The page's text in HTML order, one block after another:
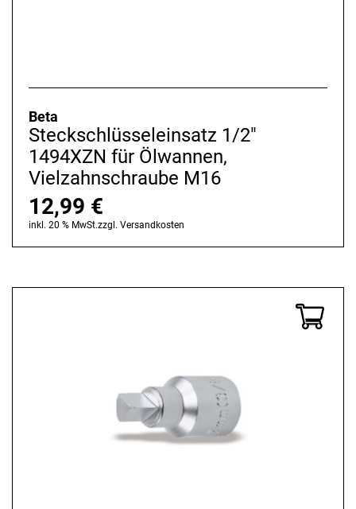
Beta
Steckschlüsseleinsatz 1/2"
1494XZN für Ölwannen,
Vielzahnschraube M16
12,99 €
inkl. 20 % MwSt.zzgl. Versandkosten